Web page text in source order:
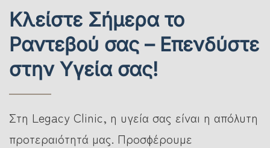
Κλείστε Σήμερα το
Ραντεβού σας – Επενδύστε
στην Υγεία σας!
Στη Legacy Clinic, η υγεία σας είναι η απόλυτη
προτεραιότητά μας. Προσφέρουμε